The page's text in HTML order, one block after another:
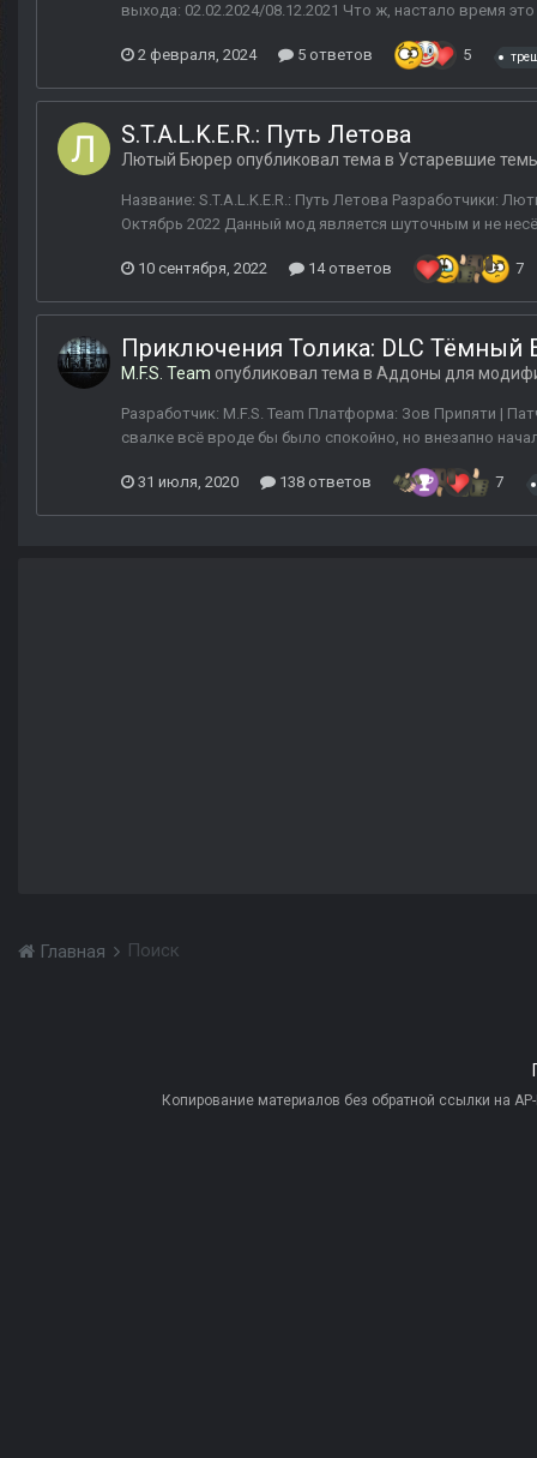
выхода: 02.02.2024/08.12.2021 Что ж, настало время
2 февраля, 2024 5 ответов 5
S.T.A.L.K.E.R.: Путь Летова
Лютый Бюрер опубликовал тема в Устаревшие
Название: S.T.A.L.K.E.R.: Путь Летова Разработчики:
Октябрь 2022 Данный мод является шуточным и не
10 сентября, 2022 14 ответов 7
Приключения Толика: DLC Тёмный
M.F.S. Team опубликовал тема в Аддоны для
Разработчик: M.F.S. Team Платформа: Зов Припяти |
свалке всё вроде бы было спокойно, но внезапно
31 июля, 2020 138 ответов 7
Главная Поиск
Копирование материалов без обратной ссылки на